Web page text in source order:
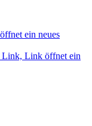
ein neues
Link, Link öffnet ein